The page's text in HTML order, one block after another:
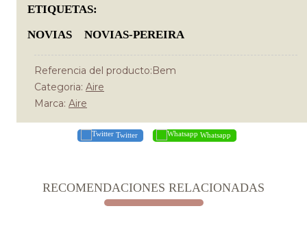
ETIQUETAS:
NOVIAS
NOVIAS-PEREIRA
Referencia del producto:Bem
Categoria: Aire
Marca: Aire
Twitter Whatsapp
RECOMENDACIONES RELACIONADAS